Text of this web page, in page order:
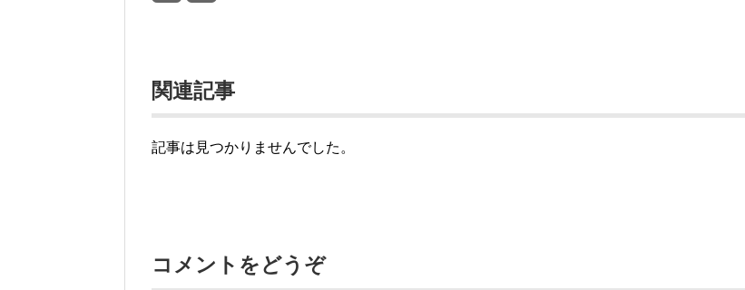
関連記事
記事は見つかりませんでした。
コメントをどうぞ